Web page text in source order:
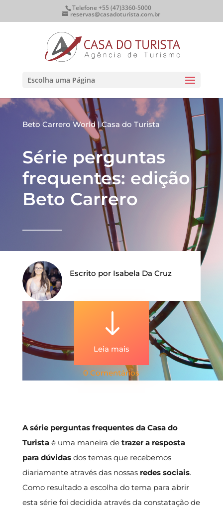
Telefone +55 (47)3360-5000
reservas@casadoturista.com.br
Escolha uma Página
Beto Carrero World|Casa do Turista
Série perguntas
frequentes: edição
Beto Carrero
Escrito por Isabela Da Cruz
"
Leia mais
0 Comentários
A série perguntas frequentes da Casa do
Turistaé uma maneira de trazer a resposta
para dúvidasdos temas que recebemos
diariamente através das nossas redes sociais.
Como resultado a escolha do tema para abrir
esta série foi decidida através da constatação de